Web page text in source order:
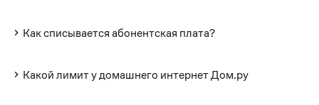
Как списывается абонентская плата?
Какой лимит у домашнего интернет Дом.ру